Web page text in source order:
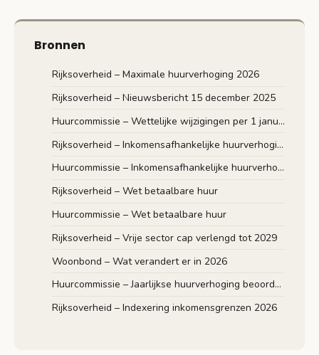
Bronnen
Rijksoverheid – Maximale huurverhoging 2026
Rijksoverheid – Nieuwsbericht 15 december 2025
Huurcommissie – Wettelijke wijzigingen per 1 januari 2026
Rijksoverheid – Inkomensafhankelijke huurverhoging
Huurcommissie – Inkomensafhankelijke huurverhoging
Rijksoverheid – Wet betaalbare huur
Huurcommissie – Wet betaalbare huur
Rijksoverheid – Vrije sector cap verlengd tot 2029
Woonbond – Wat verandert er in 2026
Huurcommissie – Jaarlijkse huurverhoging beoordelen
Rijksoverheid – Indexering inkomensgrenzen 2026